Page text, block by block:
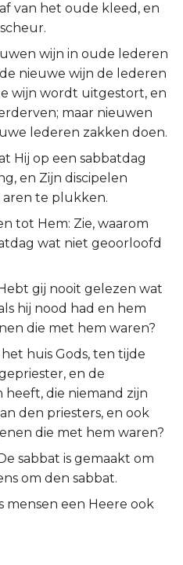
van het oude kleed, en
wijn in oude lederen
nieuwe wijn de lederen
wijn wordt uitgestort, en
maar nieuwen
lederen zakken doen.
Hij op een sabbatdag
en Zijn discipelen
te plukken.
tot Hem: Zie, waarom
wat niet geoorloofd
gij nooit gelezen wat
hij nood had en hem
die met hem waren?
huis Gods, ten tijde
en de
die niemand zijn
den priesters, en ook
die met hem waren?
sabbat is gemaakt om
om den sabbat.
mensen een Heere ook